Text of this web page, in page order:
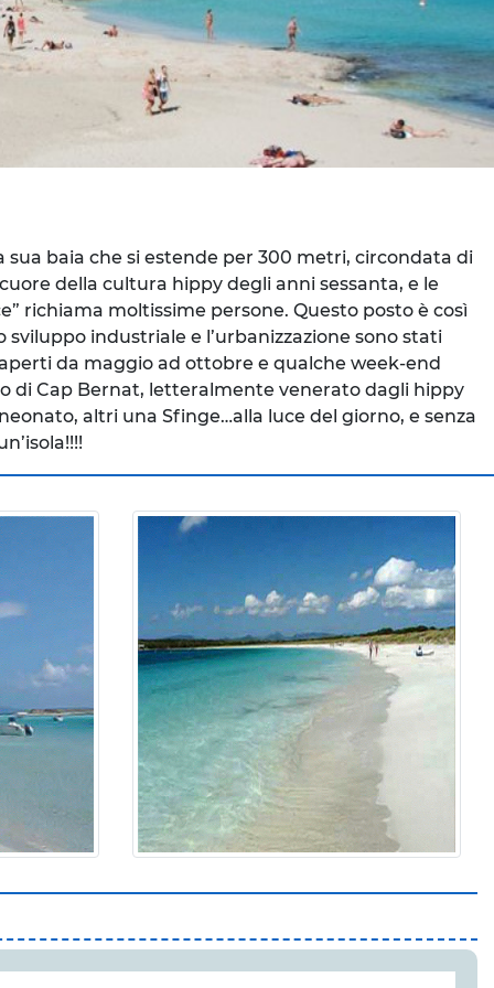
baia che si estende per 300 metri, circondata di
della cultura hippy degli anni sessanta, e le
richiama moltissime persone. Questo posto è così
industriale e l’urbanizzazione sono stati
da maggio ad ottobre e qualche week-end
di Cap Bernat, letteralmente venerato dagli hippy
altri una Sfinge…alla luce del giorno, e senza